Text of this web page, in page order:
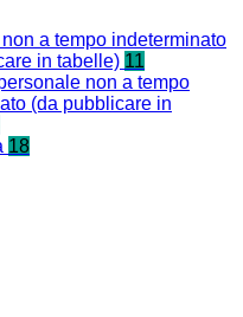
a tempo indeterminato
in tabelle) 11
non a tempo
(da pubblicare in
18